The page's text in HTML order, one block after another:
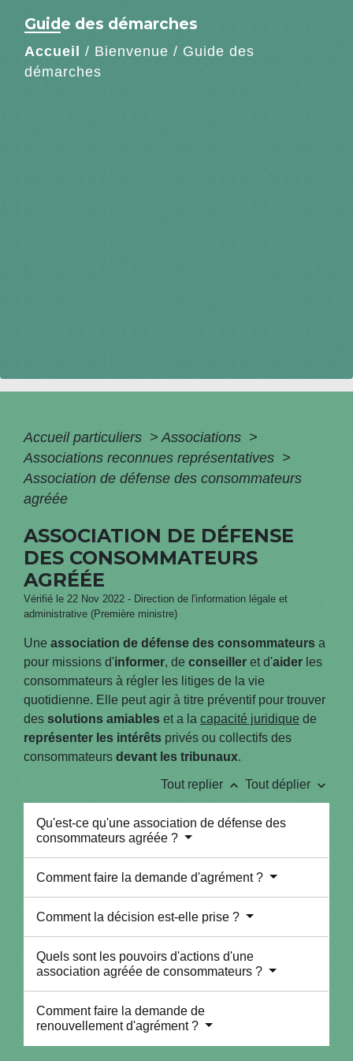
Guide des démarches
Accueil / Bienvenue / Guide des
démarches
Accueil particuliers > Associations >
Associations reconnues représentatives >
Association de défense des consommateurs
agréée
ASSOCIATION DE DÉFENSE
DES CONSOMMATEURS
AGRÉÉE
Vérifié le 22 Nov 2022 - Direction de l'information légale et
administrative (Première ministre)
Une association de défense des consommateurs a
pour missions d'informer, de conseiller et d'aider les
consommateurs à régler les litiges de la vie
quotidienne. Elle peut agir à titre préventif pour trouver
des solutions amiables et a la capacité juridique de
représenter les intérêts privés ou collectifs des
consommateurs devant les tribunaux.
Tout replier keyboard_arrow_up Tout déplier keyboard_arrow_down
Qu'est-ce qu'une association de défense des
consommateurs agréée ?
Comment faire la demande d'agrément ?
Comment la décision est-elle prise ?
Quels sont les pouvoirs d'actions d'une
association agréée de consommateurs ?
Comment faire la demande de
renouvellement d'agrément ?